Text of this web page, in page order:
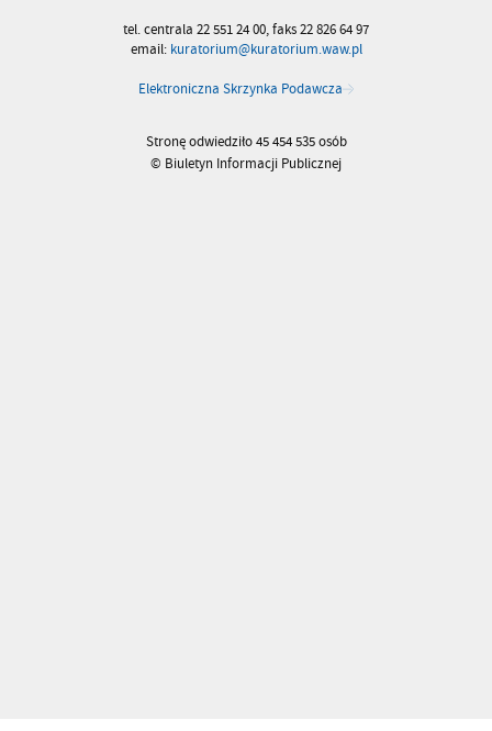
tel. centrala 22 551 24 00, faks 22 826 64 97
email: kuratorium@kuratorium.waw.pl
Elektroniczna Skrzynka Podawcza
Stronę odwiedziło 45 454 535 osób
© Biuletyn Informacji Publicznej